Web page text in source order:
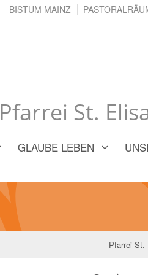
Pfarrei St.
BISTUM MAINZ
GLAUBE LEBEN
Pfarrei St.